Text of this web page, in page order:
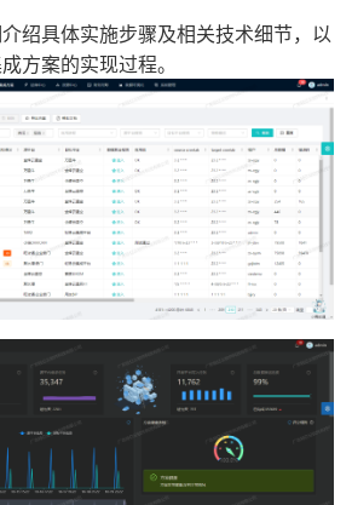
绍具体实施步骤及相关技术细节，以
方案的实现过程。